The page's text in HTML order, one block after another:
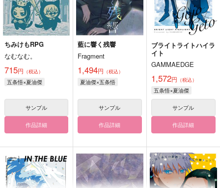
ちみけもRPG
なむなむ。
715円 （税込）
五条悟×夏油傑
サンプル
作品詳細
藍に響く残響
Fragment
1,494円 （税込）
夏油傑×五条悟
サンプル
作品詳細
ブライトライトハイラ
イト
GAMMAEDGE
1,572円 （税込）
五条悟×夏油傑
サンプル
作品詳細